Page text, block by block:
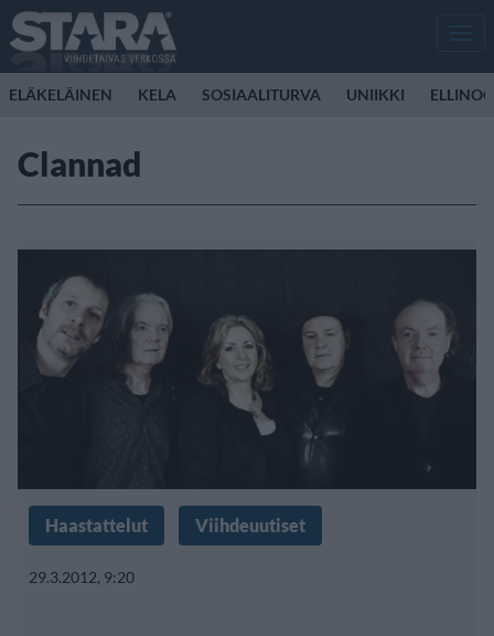
ELÄKELÄINEN KELA SOSIAALITURVA UNIIKKI
Clannad
Haastattelut Viihdeuutiset
29.3.2012, 9:20